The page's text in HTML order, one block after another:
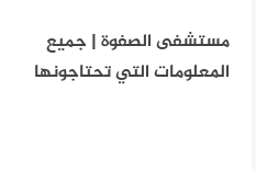
مستشفى الصفوة | جميع
المعلومات التي تحتاجونها